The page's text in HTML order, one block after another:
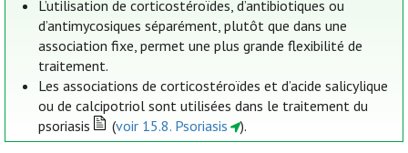
L’utilisation de corticostéroïdes, d’antibiotiques ou
d’antimycosiques séparément, plutôt que dans une
association fixe, permet une plus grande flexibilité de
traitement.
Les associations de corticostéroïdes et d’acide salicylique
ou de calcipotriol sont utilisées dans le traitement du
psoriasis
(voir 15.8. Psoriasis ).